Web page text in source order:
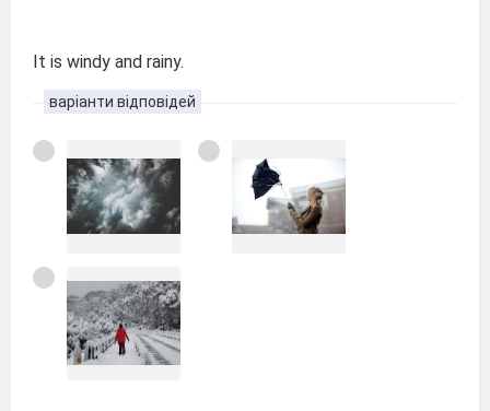
It is windy and rainy.
варіанти відповідей